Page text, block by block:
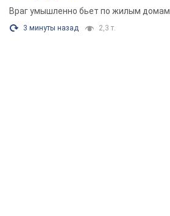
Враг умышленно бьет по жилым домам
3 минуты назад 2,3 т.